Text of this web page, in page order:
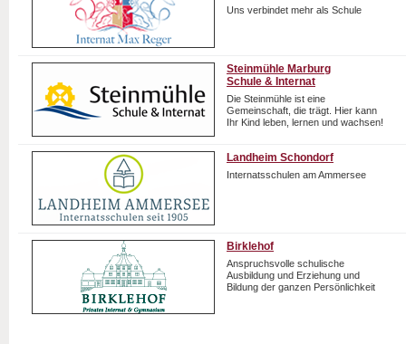
Uns verbindet mehr als Schule
Steinmühle Marburg
Schule & Internat
Die Steinmühle ist eine
Gemeinschaft, die trägt. Hier kann
Ihr Kind leben, lernen und wachsen!
Landheim Schondorf
Internatsschulen am Ammersee
Birklehof
Anspruchsvolle schulische
Ausbildung und Erziehung und
Bildung der ganzen Persönlichkeit